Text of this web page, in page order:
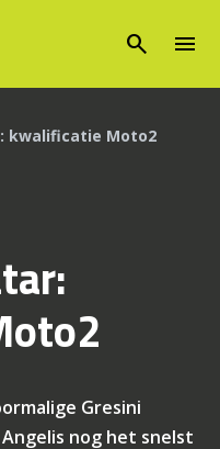
search menu
kwalificatie Moto2
Gresini
nog het snelst